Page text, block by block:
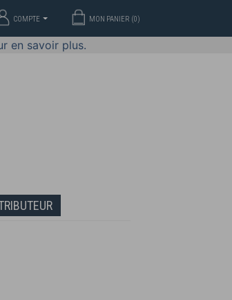
MON PANIER (0)
COMPTE
en savoir plus.